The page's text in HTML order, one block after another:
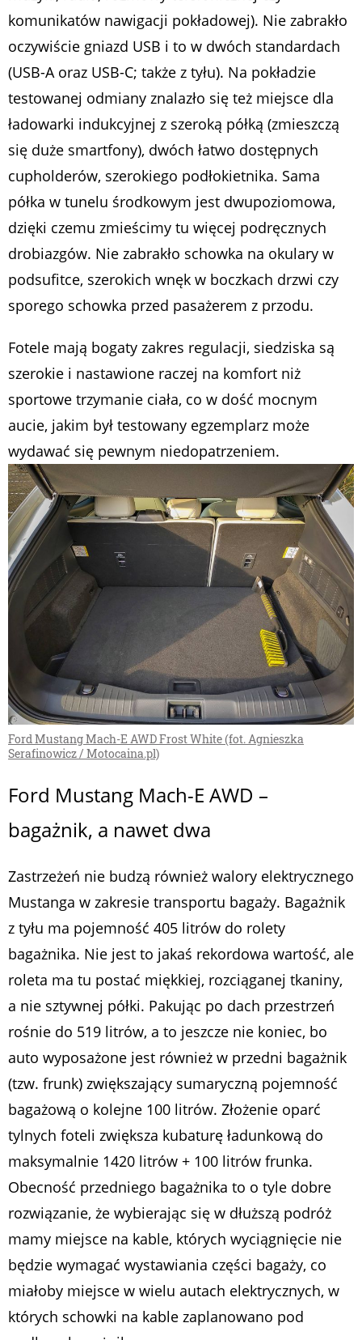
komunikatów nawigacji pokładowej). Nie zabrakło
oczywiście gniazd USB i to w dwóch standardach
(USB-A oraz USB-C; także z tyłu). Na pokładzie
testowanej odmiany znalazło się też miejsce dla
ładowarki indukcyjnej z szeroką półką (zmieszczą
się duże smartfony), dwóch łatwo dostępnych
cupholderów, szerokiego podłokietnika. Sama
półka w tunelu środkowym jest dwupoziomowa,
dzięki czemu zmieścimy tu więcej podręcznych
drobiazgów. Nie zabrakło schowka na okulary w
podsufitce, szerokich wnęk w boczkach drzwi czy
sporego schowka przed pasażerem z przodu.
Fotele mają bogaty zakres regulacji, siedziska są
szerokie i nastawione raczej na komfort niż
sportowe trzymanie ciała, co w dość mocnym
aucie, jakim był testowany egzemplarz może
wydawać się pewnym niedopatrzeniem.
Ford Mustang Mach-E AWD Frost White (fot. Agnieszka
Serafinowicz / Motocaina.pl)
Ford Mustang Mach-E AWD –
bagażnik, a nawet dwa
Zastrzeżeń nie budzą również walory elektrycznego
Mustanga w zakresie transportu bagaży. Bagażnik
z tyłu ma pojemność 405 litrów do rolety
bagażnika. Nie jest to jakaś rekordowa wartość, ale
roleta ma tu postać miękkiej, rozciąganej tkaniny,
a nie sztywnej półki. Pakując po dach przestrzeń
rośnie do 519 litrów, a to jeszcze nie koniec, bo
auto wyposażone jest również w przedni bagażnik
(tzw. frunk) zwiększający sumaryczną pojemność
bagażową o kolejne 100 litrów. Złożenie oparć
tylnych foteli zwiększa kubaturę ładunkową do
maksymalnie 1420 litrów + 100 litrów frunka.
Obecność przedniego bagażnika to o tyle dobre
rozwiązanie, że wybierając się w dłuższą podróż
mamy miejsce na kable, których wyciągnięcie nie
będzie wymagać wystawiania części bagaży, co
miałoby miejsce w wielu autach elektrycznych, w
których schowki na kable zaplanowano pod